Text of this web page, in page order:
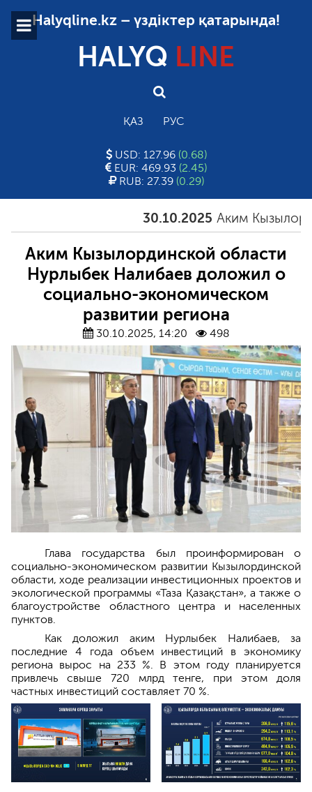
Halyqline.kz – үздіктер қатарында!
HALYQ LINE
ҚАЗ РУС
USD: 127.96 (0.68)
EUR: 469.93 (2.45)
RUB: 27.39 (0.29)
30.10.2025 Аким
Аким Кызылординской области
Нурлыбек Налибаев доложил о
социально-экономическом
развитии региона
30.10.2025, 14:20 498
Глава государства был проинформирован о
социально-экономическом развитии Кызылординской
области, ходе реализации инвестиционных проектов и
экологической программы «Таза Қазақстан», а также о
благоустройстве областного центра и населенных
пунктов.
Как доложил аким Нурлыбек Налибаев, за
последние 4 года объем инвестиций в экономику
региона вырос на 233 %. В этом году планируется
привлечь свыше 720 млрд тенге, при этом доля
частных инвестиций составляет 70 %.